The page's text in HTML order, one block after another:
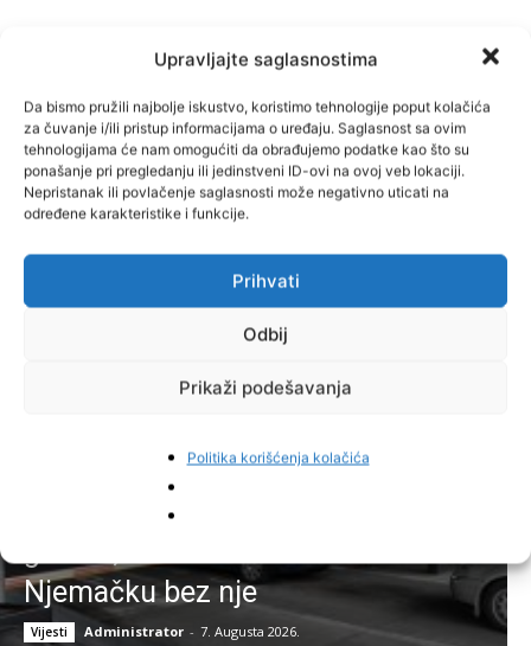
Upravljajte saglasnostima
Da bismo pružili najbolje iskustvo, koristimo tehnologije poput kolačića
za čuvanje i/ili pristup informacijama o uređaju. Saglasnost sa ovim
tehnologijama će nam omogućiti da obrađujemo podatke kao što su
ponašanje pri pregledanju ili jedinstveni ID-ovi na ovoj veb lokaciji.
Nepristanak ili povlačenje saglasnosti može negativno uticati na
određene karakteristike i funkcije.
Prihvati
Odbij
Prikaži podešavanja
Politika korišćenja kolačića
Facebook Pinterest
Bosanac zaboravio suprugu na
Njemačku bez nje
Vijesti Administrator - 7. Augusta 2026.